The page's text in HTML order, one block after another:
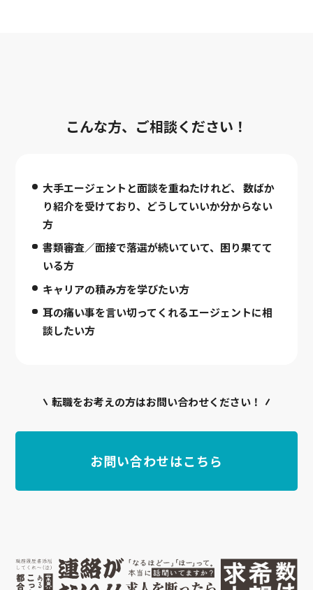
こんな方、ご相談ください！
大手エージェントと面談を重ねたけれど、
数ばか
り紹介を受けており、どうしていいか分からない
方
書類審査／面接で落選が続いていて、困り果てて
いる方
キャリアの積み方を学びたい方
耳の痛い事を言い切ってくれるエージェントに相
談したい方
転職をお考えの方はお問い合わせください！
お問い合わせはこちら